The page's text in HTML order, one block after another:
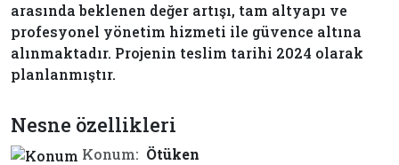
arasında beklenen değer artışı, tam altyapı ve
profesyonel yönetim hizmeti ile güvence altına
alınmaktadır. Projenin teslim tarihi 2024 olarak
planlanmıştır.
Nesne özellikleri
Konum: Ötüken